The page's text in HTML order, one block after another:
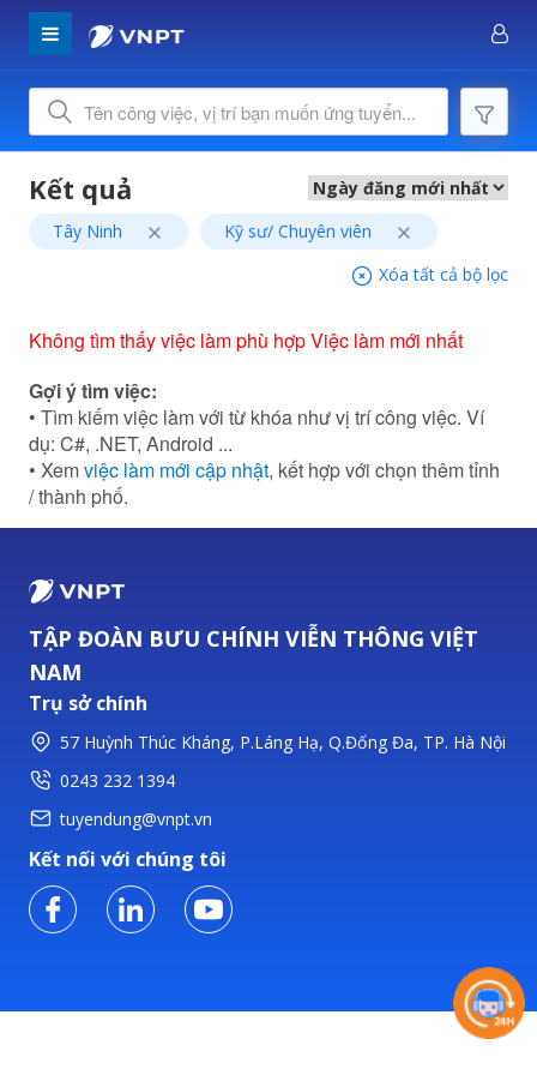
Tây Ninh
Kỹ sư/ Chuyên viên
Xóa tất cả bộ lọc
Không tìm thấy việc làm phù hợp Việc làm mới nhất
Gợi ý tìm việc:
• Tìm kiếm việc làm với từ khóa như vị trí công việc. Ví
dụ: C#, .NET, Android ...
• Xemviệc làm mới cập nhật, kết hợp với chọn thêm tỉnh
/ thành phố.
TẬP ĐOÀN BƯU CHÍNH VIỄN THÔNG VIỆT
NAM
Trụ sở chính
57 Huỳnh Thúc Kháng, P.Láng Hạ, Q.Đống Đa, TP. Hà Nội
0243 232 1394
tuyendung@vnpt.vn
Kết nối với chúng tôi